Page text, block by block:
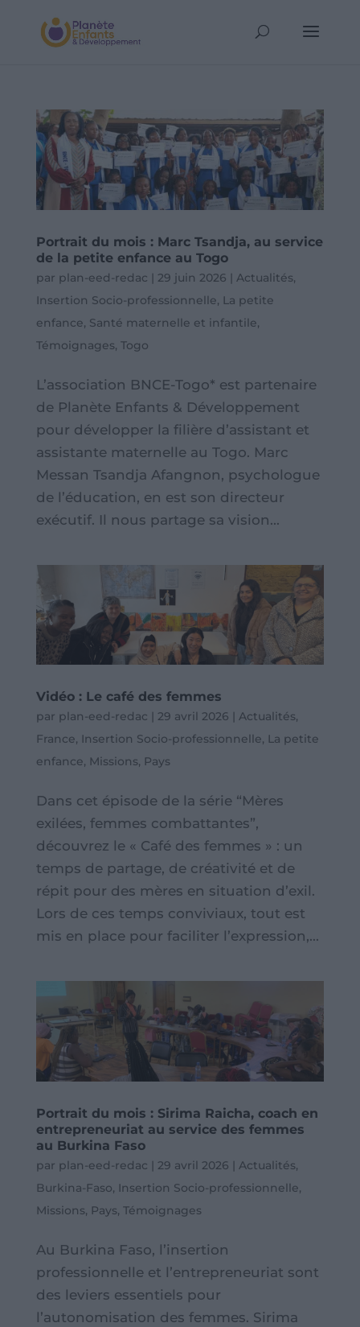
Portrait du mois : Marc Tsandja, au service
de la petite enfance au Togo
par plan-eed-redac | 29 juin 2026 | Actualités,
Insertion Socio-professionnelle, La petite
enfance, Santé maternelle et infantile,
Témoignages, Togo
L’association BNCE-Togo* est partenaire
de Planète Enfants & Développement
pour développer la filière d’assistant et
assistante maternelle au Togo. Marc
Messan Tsandja Afangnon, psychologue
de l’éducation, en est son directeur
exécutif. Il nous partage sa vision...
Vidéo : Le café des femmes
par plan-eed-redac 29 avril 2026 Actualités,
France, Insertion Socio-professionnelle, La petite
enfance, Missions, Pays
Dans cet épisode de la série “Mères
exilées, femmes combattantes”,
découvrez le « Café des femmes » : un
temps de partage, de créativité et de
répit pour des mères en situation d’exil.
Lors de ces temps conviviaux, tout est
mis en place pour faciliter l’expression,...
Portrait du mois : Sirima Raicha, coach en
entrepreneuriat au service des femmes
au Burkina Faso
par plan-eed-redac | 29 avril 2026 | Actualités,
Burkina-Faso, Insertion Socio-professionnelle,
Missions, Pays, Témoignages
Au Burkina Faso, l’insertion
professionnelle et l’entrepreneuriat sont
des leviers essentiels pour
l’autonomisation des femmes. Sirima